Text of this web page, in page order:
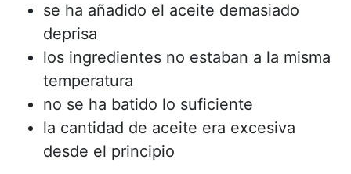
se ha añadido el aceite demasiado
deprisa
los ingredientes no estaban a la misma
temperatura
no se ha batido lo suficiente
la cantidad de aceite era excesiva
desde el principio